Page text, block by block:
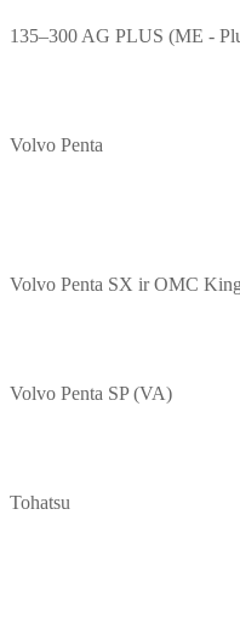
135–300 AG PLUS (ME -
Volvo Penta
Volvo Penta SX ir OMC
Volvo Penta SP (VA)
Tohatsu